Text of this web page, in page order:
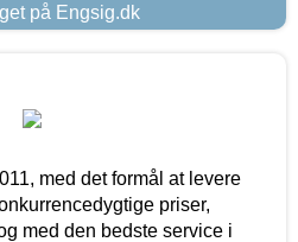
på Engsig.dk
med det formål at levere
priser,
med den bedste service i